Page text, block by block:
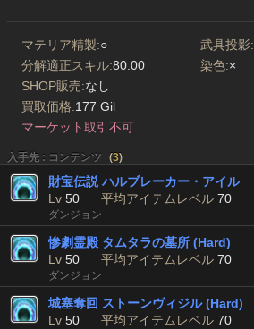
マテリア精製:○ 武具投影:
分解適正スキル:80.00 染色:×
SHOP販売:なし
買取価格:177 Gil
マーケット取引不可
入手先 : コンテンツ (3)
財宝伝説 ハルブレーカー・アイル
Lv 50 平均アイテムレベル 70
ダンジョン
惨劇霊殿 タムタラの墓所 (Hard)
Lv 50 平均アイテムレベル 70
ダンジョン
城塞奪回 ストーンヴィジル (Hard)
Lv 50 平均アイテムレベル 70